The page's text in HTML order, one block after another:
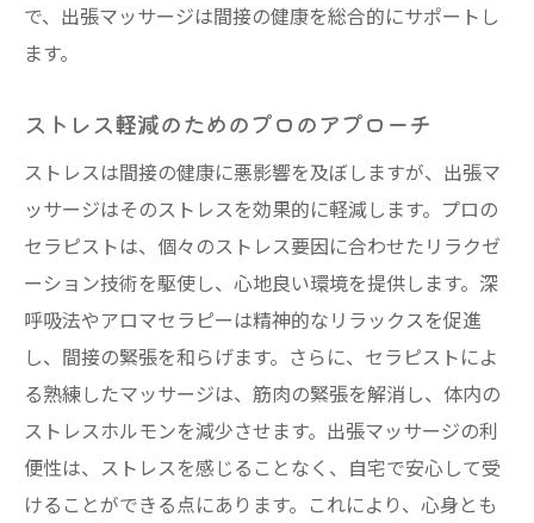
痛みを軽減するための専門的な技術
施術における心理的効果とその重要性
最新の研究を取り入れたケアの方法
忙しい現代人に最適出張マッサージで手軽に間
接ケアを
忙しい現代人のための出張マッサージサー
ビス
時間がない人でもできるリラクゼーション
法
出張マッサージの利用がもたらす生活の変
化
で、出張マッサージは間接の健康を総合的にサポートし
ます。
ストレス軽減のためのプロのアプローチ
ストレスは間接の健康に悪影響を及ぼしますが、出張マ
ッサージはそのストレスを効果的に軽減します。プロの
セラピストは、個々のストレス要因に合わせたリラクゼ
ーション技術を駆使し、心地良い環境を提供します。深
呼吸法やアロマセラピーは精神的なリラックスを促進
し、間接の緊張を和らげます。さらに、セラピストによ
る熟練したマッサージは、筋肉の緊張を解消し、体内の
ストレスホルモンを減少させます。出張マッサージの利
便性は、ストレスを感じることなく、自宅で安心して受
けることができる点にあります。これにより、心身とも